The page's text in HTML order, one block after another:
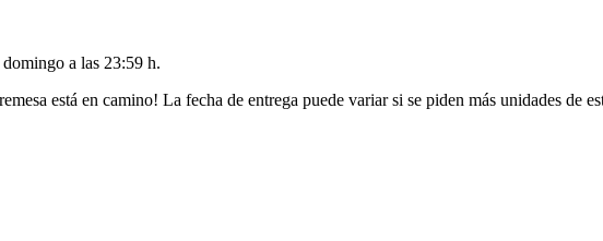
domingo a las 23:59 h.
está en camino! La fecha de entrega puede variar si se piden más unidades de